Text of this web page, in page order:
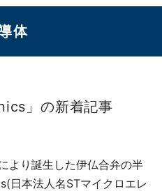
体
」の新着記事
より誕生した伊仏合弁の半
日本法人名STマイクロエレ